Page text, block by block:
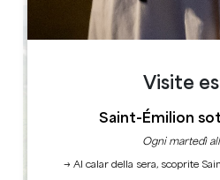
Visite
Saint-Émilion
Ogni martedì
→ Al calar della sera, scoprite